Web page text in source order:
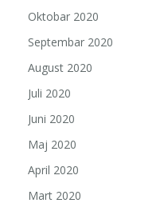
Oktobar 2020
Septembar 2020
August 2020
Juli 2020
Juni 2020
Maj 2020
April 2020
Mart 2020